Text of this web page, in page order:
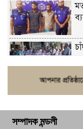
সম্পাদক মন্ডলী